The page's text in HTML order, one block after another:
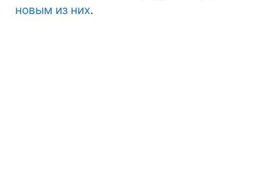
новым из них.